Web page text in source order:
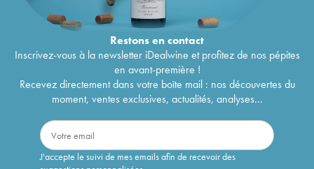
Restons encontact
Inscrivez-vous à la newsletter iDealwine et profitez de nos pépites
en avant-première !
Recevez directement dans votre boîte mail : nos découvertes du
moment, ventes exclusives, actualités, analyses...
J'accepte le suivi de mes emails afin de recevoir des